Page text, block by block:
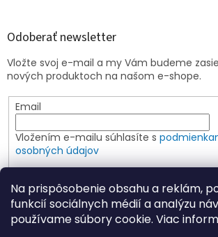
Na prispôsobenie obsahu a reklám,
funkcií sociálnych médií a analýzu
používame súbory cookie. Viac
Odoberať newsletter
Vložte svoj e-mail a my Vám budeme
nových produktoch na našom e-shope.
Email
Vložením e-mailu súhlasíte s
osobných údajov
PRIHLÁSIŤ SA